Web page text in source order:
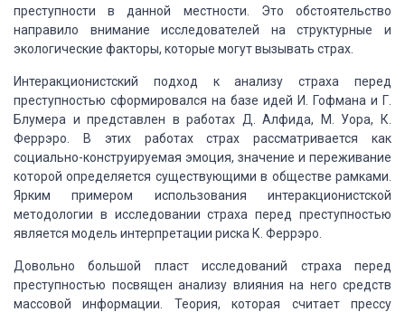
преступности в данной местности.
Это обстоятельство
направило внимание исследователей на структурные и
экологические факторы, которые могут вызывать страх.
Интеракционистский подход к анализу страха перед
преступностью сформировался на базе идей И. Гофмана и Г.
Блумера и представлен в работах Д. Алфида, М. Уора, К.
Феррэро . В этих работах страх рассматривается как
социально-конструируемая эмоция, значение и переживание
которой определяется существующими в обществе рамками.
Ярким примером использования интеракционистской
методологии в исследовании страха перед преступностью
является модель интерпретации риска К. Феррэро.
Довольно большой пласт исследований страха перед
преступностью посвящен анализу влияния на него средств
массовой информации. Теория, которая считает прессу